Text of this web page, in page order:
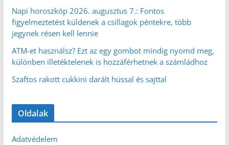
Napi horoszkóp 2026. augusztus 7.: Fontos
figyelmeztetést küldenek a csillagok péntekre, több
jegynek résen kell lennie
ATM-et használsz? Ezt az egy gombot mindig nyomd meg,
különben illetéktelenek is hozzáférhetnek a számládhoz
Szaftos rakott cukkini darált hússal és sajttal
Oldalak
Adatvédelem